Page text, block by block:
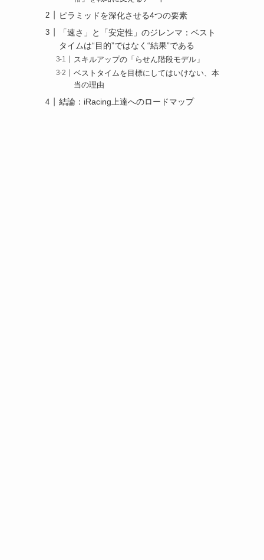
ピラミッドを深化させる4つの要素
「速さ」と「安定性」のジレンマ：ベスト
タイムは“目的”ではなく“結果”である
スキルアップの「らせん階段モデル」
ベストタイムを目標にしてはいけない、本
当の理由
結論：iRacing上達へのロードマップ